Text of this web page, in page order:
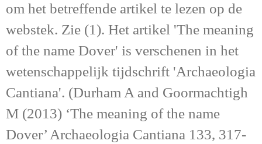
om het betreffende artikel te lezen op de
webstek. Zie (1). Het artikel 'The meaning
of the name Dover' is verschenen in het
wetenschappelijk tijdschrift 'Archaeologia
Cantiana'. (Durham A and Goormachtigh
M (2013) ‘The meaning of the name
Dover’ Archaeologia Cantiana 133, 317-